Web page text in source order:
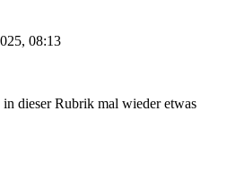
08:13
dieser Rubrik mal wieder etwas